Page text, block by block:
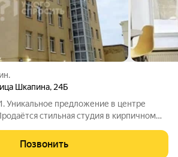
Шкапина, 24Б
Уникальное предложение в центре
стильная студия в кирпичном
Квартира расположена на первом
и
Позвонить